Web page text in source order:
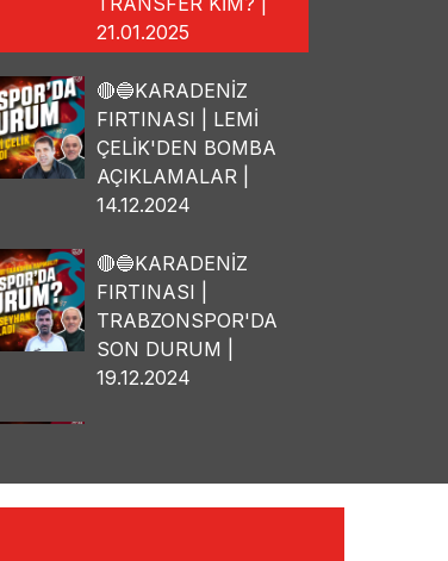
21.01.2025
🔴🔵KARADENİZ
FIRTINASI | LEMİ
ÇELİK'DEN BOMBA
AÇIKLAMALAR |
14.12.2024
🔴🔵KARADENİZ
FIRTINASI |
TRABZONSPOR'DA
SON DURUM |
19.12.2024